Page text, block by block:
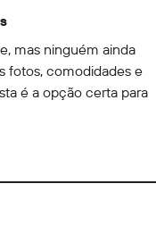
mas ninguém ainda
fotos, comodidades e
é a opção certa para